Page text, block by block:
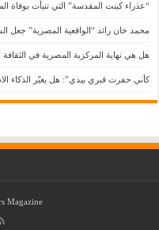
“عذراء كينت المقدسة” التي تنبأت بوفاة
محمد خان رائد “الواقعية المصرية” جعل
هل هي نهاية المركزية المصرية في الثقافة
كأني حفرت قبري بيدي”: هل يغيّر الذكاء
Magazine